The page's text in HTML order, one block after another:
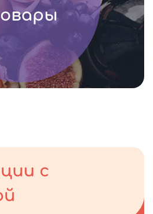
с